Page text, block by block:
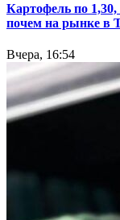
Картофель по
почем на рынке в
Вчера, 16:54